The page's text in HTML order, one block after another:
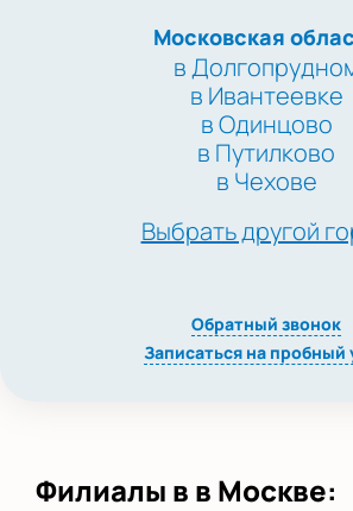
Московская
в
в Ивантеевке
в Одинцово
в Путилково
в Чехове
Выбрать другой
Обратный звонок
Записаться на пробный
Филиалы в в Москве: